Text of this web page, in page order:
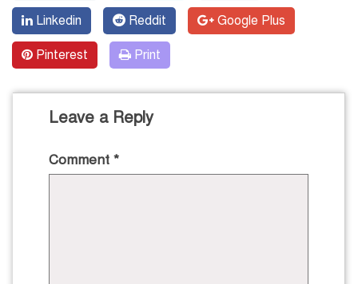
Linkedin Reddit Google Plus
Pinterest Print
Leave a Reply
Comment *